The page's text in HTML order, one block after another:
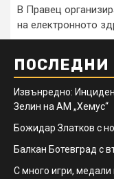
В Правец
на електронното
ПОСЛЕДНИ
Извънредно:
Зелин на АМ „Хемус“
Божидар Златков с
Балкан Ботевград с
С много игри, медали